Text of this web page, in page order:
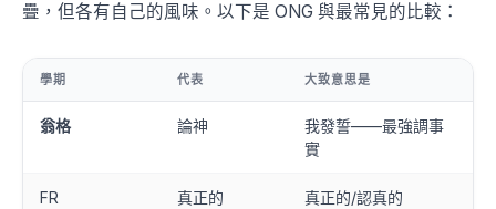
疊，但各有自己的風味。以下是 ONG 與最常見的比較：
學期 代表 大致意思是
翁格 論神
我發誓——最強調事
實
FR 真正的 真正的/認真的